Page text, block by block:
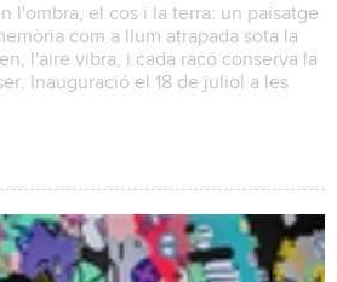
l'ombra, el cos i la terra: un paisatge
com a llum atrapada sota la
l'aire vibra, i cada racó conserva la
Inauguració el 18 de juliol a les